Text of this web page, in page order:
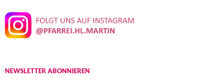
NEWSLETTER ABONNIEREN